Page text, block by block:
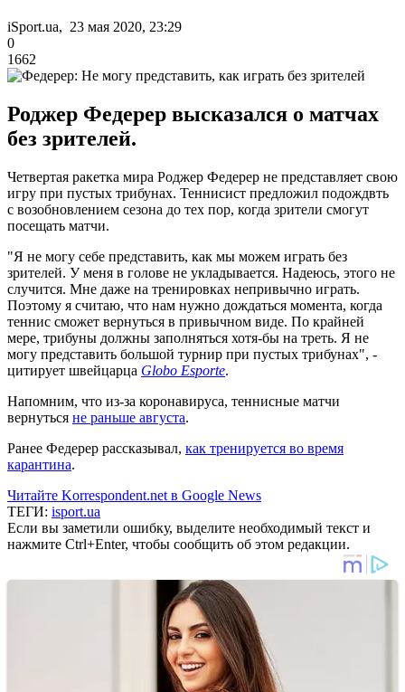
iSport.ua, 23 мая 2020, 23:29
0
1662
Роджер Федерер высказался о матчах
без зрителей.
Четвертая ракетка мира Роджер Федерер не представляет свою
игру при пустых трибунах. Теннисист предложил подождвть
с возобновлением сезона до тех пор, когда зрители смогут
посещать матчи.
"Я не могу себе представить, как мы можем играть без
зрителей. У меня в голове не укладывается. Надеюсь, этого не
случится. Мне даже на тренировках непривычно играть.
Поэтому я считаю, что нам нужно дождаться момента, когда
теннис сможет вернуться в привычном виде. По крайней
мере, трибуны должны заполняться хотя-бы на треть. Я не
могу представить большой турнир при пустых трибунах", -
цитирует швейцарца Globo Esporte.
Напомним, что из-за коронавируса, теннисные матчи
вернуться не раньше августа.
Ранее Федерер рассказывал, как тренируется во время
карантина.
Читайте Korrespondent.net в Google News
ТЕГИ: isport.ua
Если вы заметили ошибку, выделите необходимый текст и
нажмите Ctrl+Enter, чтобы сообщить об этом редакции.